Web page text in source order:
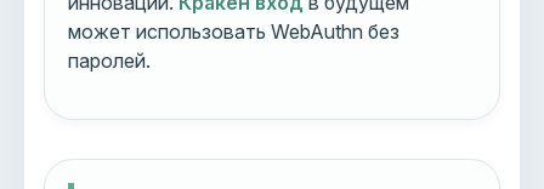
может использовать WebAuthn без
паролей.